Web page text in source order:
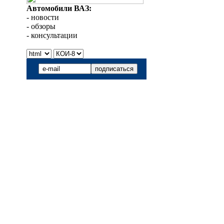
Автомобили ВАЗ:
- новости
- обзоры
- консультации